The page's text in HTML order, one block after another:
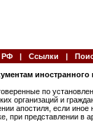
РФ | Ссылки |
по
организаций и
апостиля, если
при представлении